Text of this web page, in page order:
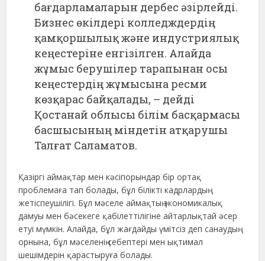
бағдарламаларын дербес әзірлейді.
Бизнес өкілдері колледждердің
қамқоршылық және индустриялық
кеңестеріне енгізілген. Алайда
жұмыс берушілер тарапынан осы
кеңестердің жұмысына ресми
көзқарас байқалады, – дейді
Қостанай облысы білім басқармасы
басшысының міндетін атқарушы
Талғат Саламатов.
Қазіргі аймақтар мен кәсіпорындар бір ортақ
проблемаға тап болады, бұл білікті кадрлардың
жетіспеушілігі. Бұл мәселе аймақтың экономикалық
дамуы мен бәсекеге қабілеттілігіне айтарлықтай әсер
етуі мүмкін. Алайда, бұл жағдайды үмітсіз деп санаудың
орнына, бұл мәселенің себептері мен ықтимал
шешімдерін қарастыруға болады.